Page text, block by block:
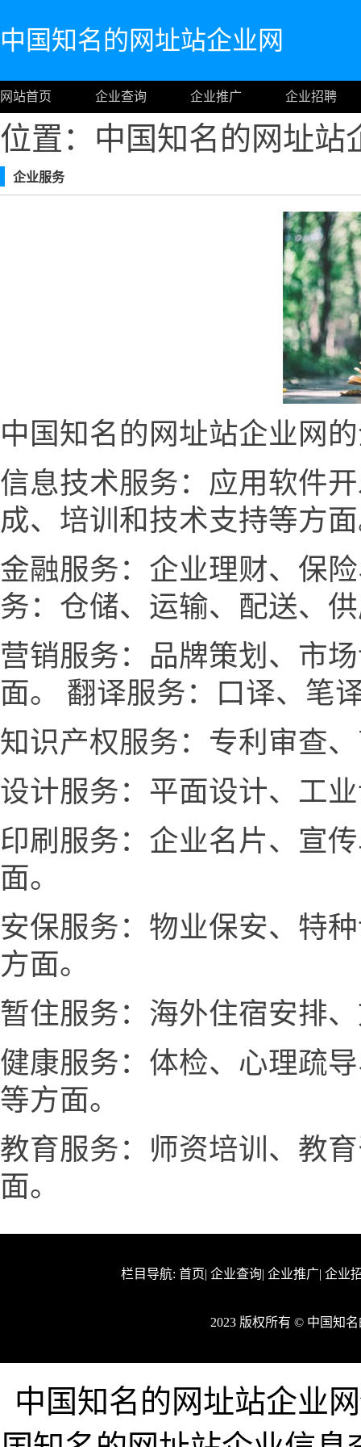
中国知名的网址站企业网
网站首页 企业查询 企业推广 企业招聘
位置：中国知名的网址站
企业服务
中国知名的网址站企业网
信息技术服务：应用软件
成、培训和技术支持等方
金融服务：企业理财、保
务：仓储、运输、配送、
营销服务：品牌策划、市
面。 翻译服务：口译、笔
知识产权服务：专利审查
设计服务：平面设计、工
印刷服务：企业名片、宣
面。
安保服务：物业保安、特
方面。
暂住服务：海外住宿安排
健康服务：体检、心理疏
等方面。
教育服务：师资培训、教
面。
栏目导航: 首页| 企业查询| 企业推广| 企业
2023 版权所有 © 中国知
中国知名的网址站企业